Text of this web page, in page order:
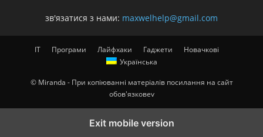
зв'язатися з нами: maxwelhelp@gmail.com
IT Програми Лайфхаки Гаджети
Новачкові
Українська
© Miranda - При копіюванні матеріалів посилання на сайт
обов'язковеv
Exit mobile version